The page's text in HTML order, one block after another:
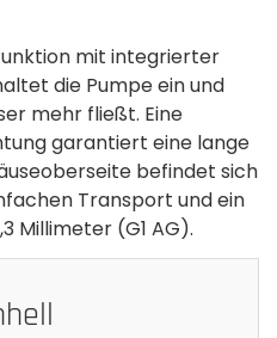
mit integrierter
die Pumpe ein und
mehr fließt. Eine
garantiert eine lange
befindet sich
Transport und ein
Millimeter (G1 AG).